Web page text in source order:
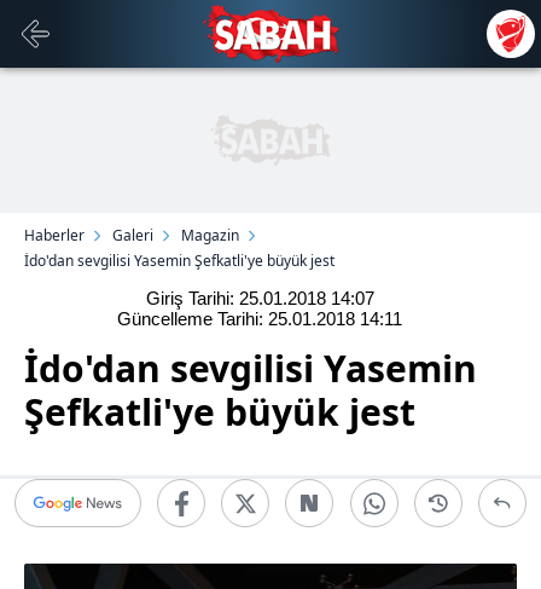
Haberler Galeri
Magazin
İdo'dan sevgilisi Yasemin Şefkatli'ye büyük jest
Giriş Tarihi: 25.01.2018 14:07
Güncelleme Tarihi: 25.01.2018 14:11
İdo'dan sevgilisi Yasemin
Şefkatli'ye büyük jest